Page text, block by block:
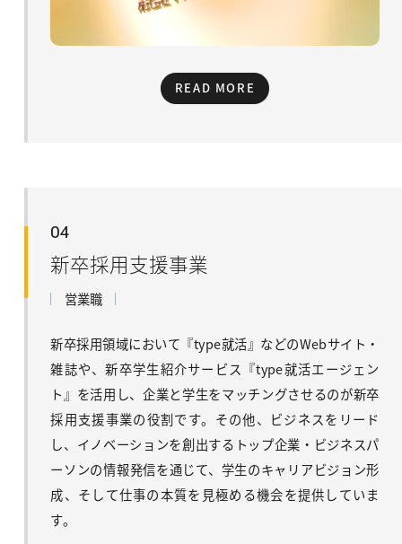
READ MORE
04
新卒採用支援事業
営業職
新卒採用領域において『type就活』などのWebサイト・
雑誌や、新卒学生紹介サービス『type就活エージェン
ト』を活用し、企業と学生をマッチングさせるのが新卒
採用支援事業の役割です。その他、ビジネスをリード
し、イノベーションを創出するトップ企業・ビジネスパ
ーソンの情報発信を通じて、学生のキャリアビジョン形
成、そして仕事の本質を見極める機会を提供していま
す。